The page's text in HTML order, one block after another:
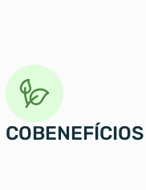
COBENEFÍCIOS